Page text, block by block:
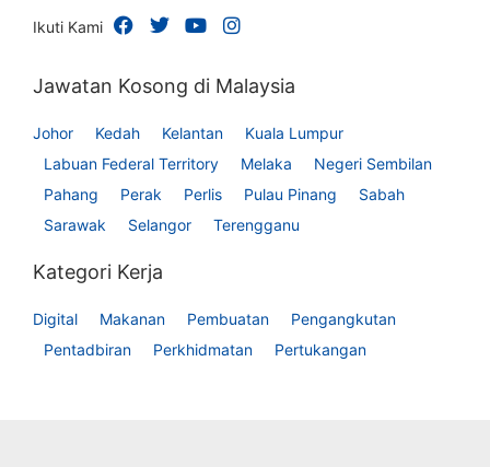
Ikuti Kami
Jawatan Kosong di Malaysia
Johor Kedah Kelantan
Kuala Lumpur
Labuan Federal Territory
Melaka
Negeri Sembilan
Pahang
Perak Perlis Pulau Pinang
Sabah
Sarawak
Selangor Terengganu
Kategori Kerja
Digital Makanan Pembuatan
Pengangkutan
Pentadbiran
Perkhidmatan Pertukangan